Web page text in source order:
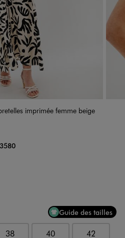
imprimée femme beige
Guide des tailles
38 40 42